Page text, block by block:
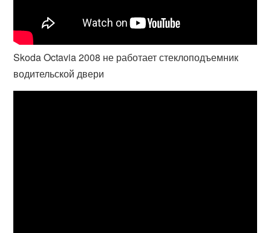
Skoda Octavia 2008 не работает стеклоподъемник
водительской двери